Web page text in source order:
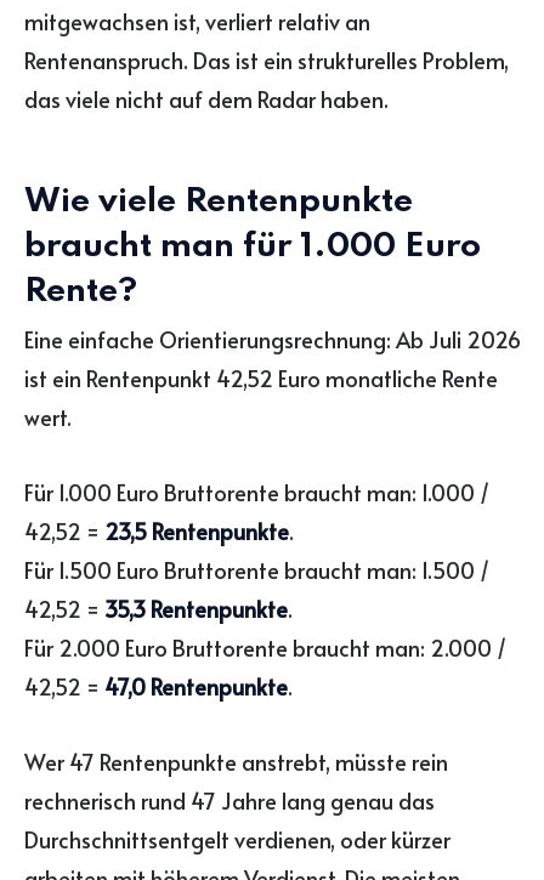
mitgewachsen ist, verliert relativ an
Rentenanspruch. Das ist ein strukturelles Problem,
das viele nicht auf dem Radar haben.
Wie viele Rentenpunkte
braucht man für 1.000 Euro
Rente?
Eine einfache Orientierungsrechnung: Ab Juli 2026
ist ein Rentenpunkt 42,52 Euro monatliche Rente
wert.
Für 1.000 Euro Bruttorente braucht man: 1.000 /
42,52 = 23,5 Rentenpunkte.
Für 1.500 Euro Bruttorente braucht man: 1.500 /
42,52 = 35,3 Rentenpunkte.
Für 2.000 Euro Bruttorente braucht man: 2.000 /
42,52 = 47,0 Rentenpunkte.
Wer 47 Rentenpunkte anstrebt, müsste rein
rechnerisch rund 47 Jahre lang genau das
Durchschnittsentgelt verdienen, oder kürzer